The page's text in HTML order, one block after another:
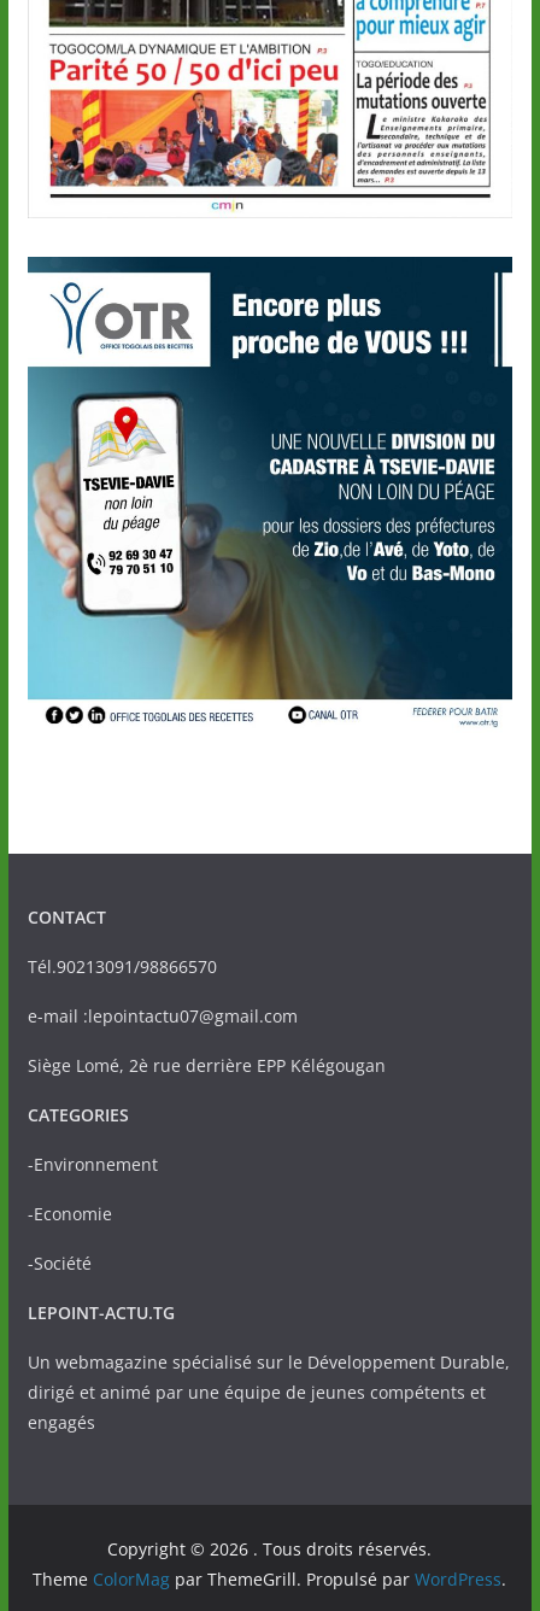
CONTACT
Tél.90213091/98866570
e-mail :lepointactu07@gmail.com
Siège Lomé, 2è rue derrière EPP Kélégougan
CATEGORIES
-Environnement
-Economie
-Société
LEPOINT-ACTU.TG
Un webmagazine spécialisé sur le Développement Durable,
dirigé et animé par une équipe de jeunes compétents et
engagés
Copyright © 2026 . Tous droits réservés.
Theme ColorMag par ThemeGrill. Propulsé parWordPress.